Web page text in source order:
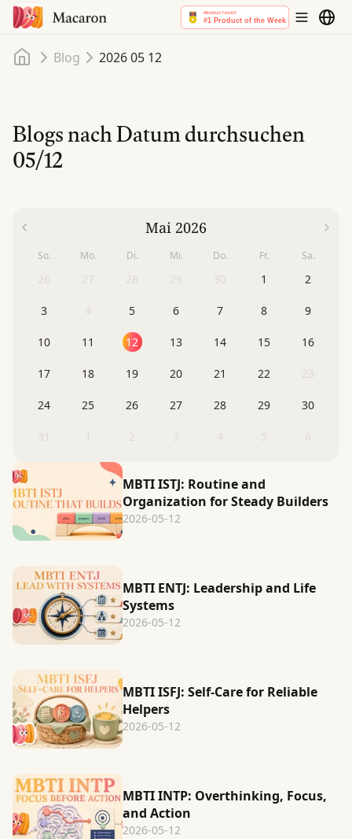
Startseite
Blog 2026 05 12
Blogs nach Datum durchsuchen
05/12
MBTI ISTJ: Routine and
Organization for Steady Builders
2026-05-12
MBTI ENTJ: Leadership and Life
Systems
2026-05-12
MBTI ISFJ: Self-Care for Reliable
Helpers
2026-05-12
MBTI INTP: Overthinking, Focus,
and Action
2026-05-12
Mai 2026
So. Mo. Di. Mi. Do. Fr. Sa.
1 2
3 5 6 7 8 9
10 11 12 13 14 15 16
17 18 19 20 21 22
24 25 26 27 28 29 30